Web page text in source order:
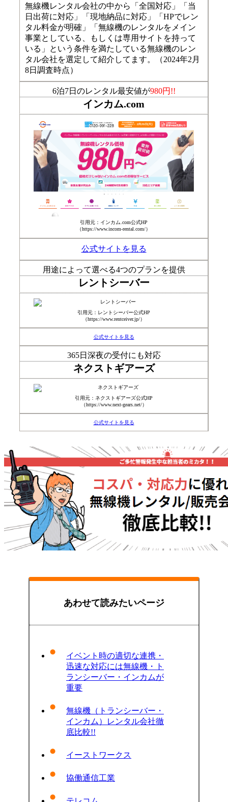
無線機レンタル会社の中から「全国対応」「当
日出荷に対応」「現地納品に対応」「HPでレン
タル料金が明確」「無線機のレンタルをメイン
事業としている、もしくは専用サイトを持って
いる」という条件を満たしている無線機のレン
タル会社を選定して紹介してます。（2024年2月
8日調査時点）
6泊7日のレンタル最安値が980円!!
インカム.com
引用元：インカム.com公式HP
（https://www.incom-rental.com/）
公式サイトを見る
用途によって選べる4つのプランを提供
レントシーバー
引用元：レントシーバー公式HP
（https://www.rentceiver.jp/）
公式サイトを見る
365日深夜の受付にも対応
ネクストギアーズ
引用元：ネクストギアーズ公式HP
（https://www.next-gears.net/）
公式サイトを見る
あわせて読みたいページ
イベント時の適切な連携・
迅速な対応には無線機・ト
ランシーバー・インカムが
重要
無線機（トランシーバー・
インカム）レンタル会社徹
底比較!!
イーストワークス
協働通信工業